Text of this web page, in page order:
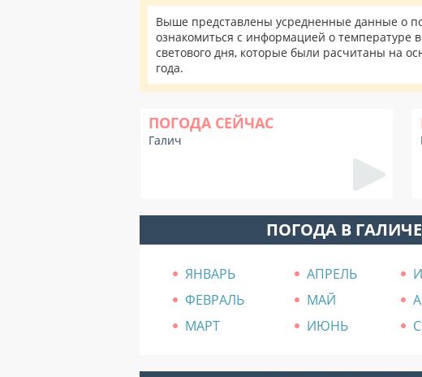
Выше представлены усредненные данные о
ознакомиться с информацией о температуре
светового дня, которые были расчитаны на
года.
ПОГОДА СЕЙЧАС
Галич
ПОГОДА В
ЯНВАРЬ АПРЕЛЬ
ФЕВРАЛЬ
МАЙ
МАРТ
ИЮНЬ